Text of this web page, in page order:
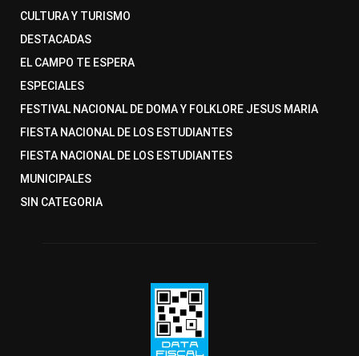
CULTURA Y TURISMO
DESTACADAS
EL CAMPO TE ESPERA
ESPECIALES
FESTIVAL NACIONAL DE DOMA Y FOLKLORE JESUS MARIA
FIESTA NACIONAL DE LOS ESTUDIANTES
FIESTA NACIONAL DE LOS ESTUDIANTES
MUNICIPALES
SIN CATEGORIA